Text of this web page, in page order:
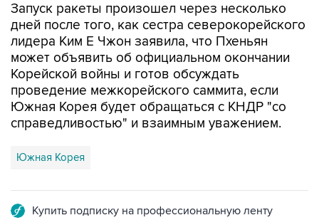
Запуск ракеты произошел через несколько
дней после того, как сестра северокорейского
лидера Ким Е Чжон заявила, что Пхеньян
может объявить об официальном окончании
Корейской войны и готов обсуждать
проведение межкорейского саммита, если
Южная Корея будет обращаться с КНДР "со
справедливостью" и взаимным уважением.
Южная Корея
Купить подписку на профессиональную ленту